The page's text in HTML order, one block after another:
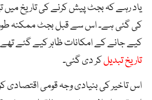
یاد رہے کہ بجٹ پیش کرنے کی تاریخ میں
کیے جانے کے امکانات ظاہر کیے گئے تھے
تاریخ تبدیلکر دی گئی۔